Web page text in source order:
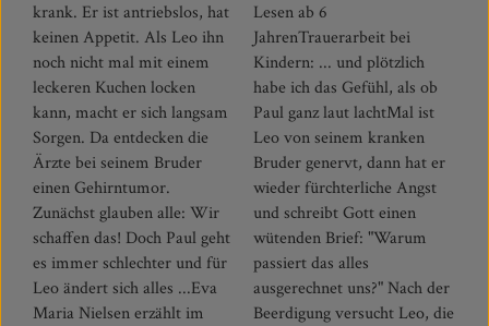
krank. Er ist antriebslos, hat
keinen Appetit. Als Leo ihn
noch nicht mal mit einem
leckeren Kuchen locken
kann, macht er sich langsam
Sorgen. Da entdecken die
Ärzte bei seinem Bruder
einen Gehirntumor.
Zunächst glauben alle: Wir
schaffen das! Doch Paul geht
es immer schlechter und für
Leo ändert sich alles ...Eva
Maria Nielsen erzählt im
Lesen ab 6
JahrenTrauerarbeit bei
Kindern: ... und plötzlich
habe ich das Gefühl, als ob
Paul ganz laut lachtMal ist
Leo von seinem kranken
Bruder genervt, dann hat er
wieder fürchterliche Angst
und schreibt Gott einen
wütenden Brief: "Warum
passiert das alles
ausgerechnet uns?" Nach der
Beerdigung versucht Leo, die